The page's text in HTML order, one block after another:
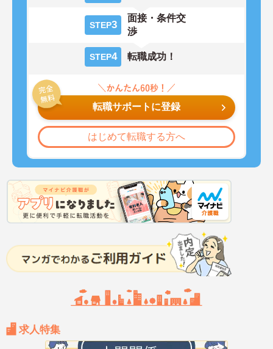
STEP3
面接・条件交
渉
STEP4 転職成功！
転職サポートに登録
はじめて転職する方へ
求人特集